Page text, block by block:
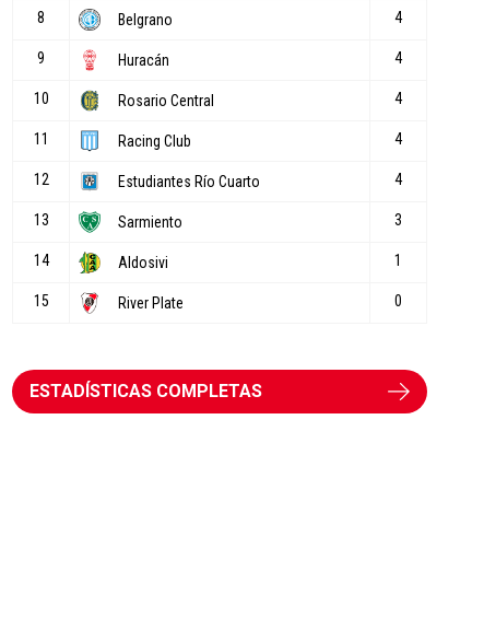
ESTADÍSTICAS COMPLETAS